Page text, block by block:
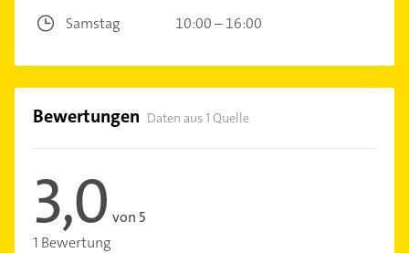
Samstag
10:00 – 16:00
Bewertungen Daten aus 1 Quelle
3,0 von 5
1 Bewertung